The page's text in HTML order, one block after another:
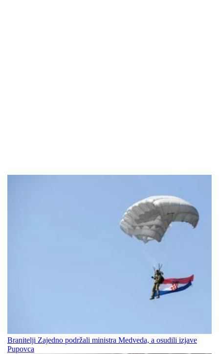
Branitelji Zajedno podržali ministra Medveda, a osudili izjave
Pupovca